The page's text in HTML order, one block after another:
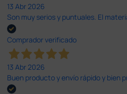
13 Abr 2026
Son muy serios y puntuales. El
Comprador verificado
13 Abr 2026
Buen producto y envío rápido y bien